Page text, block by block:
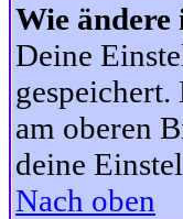
Wie ändere
Deine
am oberen
deine
Nach oben